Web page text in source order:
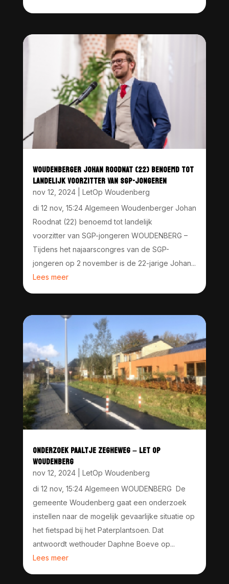
WOUDENBERGER JOHAN ROODNAT (22) BENOEMD TOT
LANDELIJK VOORZITTER VAN SGP-JONGEREN
nov 12, 2024| LetOp Woudenberg
di 12 nov, 15:24 Algemeen Woudenberger Johan
Roodnat (22) benoemd tot landelijk
voorzitter van SGP-jongeren WOUDENBERG –
Tijdens het najaarscongres van de SGP-
jongeren op 2 november is de 22-jarige Johan...
Lees meer
ONDERZOEK PAALTJE ZEGHEWEG – LET OP
WOUDENBERG
nov 12, 2024| LetOp Woudenberg
di 12 nov, 15:24 Algemeen WOUDENBERG De
gemeente Woudenberg gaat een onderzoek
instellen naar de mogelijk gevaarlijke situatie op
het fietspad bij het Paterplantsoen. Dat
antwoordt wethouder Daphne Boeve op...
Lees meer